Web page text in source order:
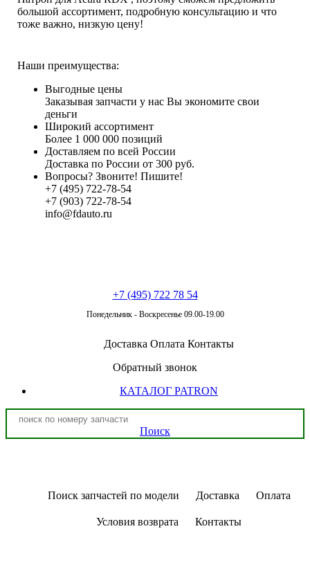
большой ассортимент, подробную консультацию и что
тоже важно, низкую цену!
Наши преимущества:
Выгодные цены
Заказывая запчасти у нас Вы экономите свои
деньги
Широкий ассортимент
Более 1 000 000 позиций
Доставляем по всей России
Доставка по России от 300 руб.
Вопросы? Звоните! Пишите!
+7 (495) 722-78-54
+7 (903) 722-78-54
info@fdauto.ru
+7 (495) 722 78 54
Понедельник - Воскресенье 09.00-19.00
Доставка Оплата Контакты
Обратный звонок
КАТАЛОГ PATRON
Поиск
Поиск запчастей по модели Доставка Оплата
Условия возврата Контакты